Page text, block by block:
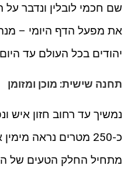
שם חכמי לובלין ונדבר על
את מפעל הדף היומי –
יהודים בכל העולם עד
תחנה שישית: מוכן ומזומן
נמשיך עד רחוב חזון איש
כ-250 מטרים נראה מימין את
מתחיל החלק הטעים של